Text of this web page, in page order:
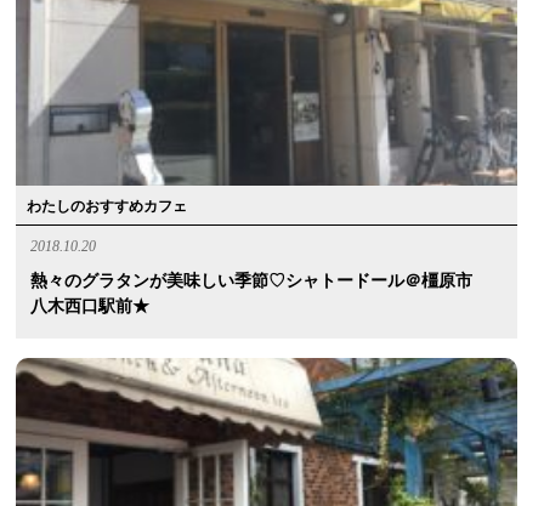
わたしのおすすめカフェ
2018.10.20
熱々のグラタンが美味しい季節♡シャトードール＠橿原市
八木西口駅前★